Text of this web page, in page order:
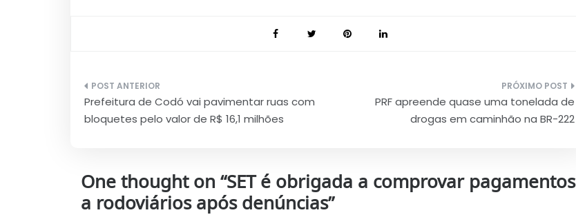
Navegação
de
Prefeitura de Codó vai pavimentar ruas com
bloquetes pelo valor de R$ 16,1 milhões
PRF apreende quase uma tonelada de
drogas em caminhão na BR-222
One thought on “SET é obrigada a comprovar pagamentos
a rodoviários após denúncias”